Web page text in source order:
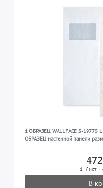
1 ОБРАЗЕЦ WALLFACE S-19775
ОБРАЗЕЦ настенной панели
1 Лист |
В